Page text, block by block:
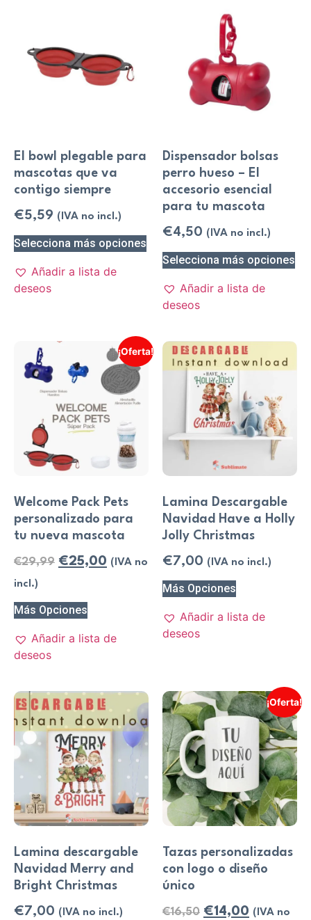
El bowl plegable para
mascotas que va
contigo siempre
€5,59 (IVA no incl.)
Selecciona más opciones
Añadir a lista de
deseos
Dispensador bolsas
perro hueso – El
accesorio esencial
para tu mascota
€4,50 (IVA no incl.)
Selecciona más opciones
Añadir a lista de
deseos
¡Oferta!
Welcome Pack Pets
personalizado para
tu nueva mascota
€29,99 €25,00 (IVA no
incl.)
Más Opciones
Añadir a lista de
deseos
Lamina Descargable
Navidad Have a Holly
Jolly Christmas
€7,00 (IVA no incl.)
Más Opciones
Añadir a lista de
deseos
Lamina descargable
Navidad Merry and
Bright Christmas
€7,00 (IVA no incl.)
¡Oferta!
Tazas personalizadas
con logo o diseño
único
€16,50 €14,00 (IVA no